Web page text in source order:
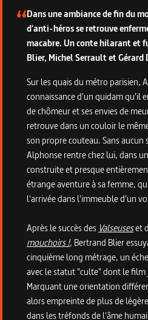
Dans une ambiance de fin du
d'anti-héros se retrouve
macabre. Un conte hilarant et
Blier, Michel Serrault et Gérard
Sur les quais du métro parisien,
connaissance d'un quidam qu'il
de chômeur et ses envies de
retrouve dans un couloir le
son propre couteau. Sans
Alphonse rentre chez lui, dans
construite et presque
étrange aventure à sa femme,
l'arrivée dans l'immeuble d'un
Après le succès des Valseuseset
mouchoirs !, Bertrand Blier
cinquième long métrage, un
avec le statut "culte" dont le
Marquant une orientation
alors empreinte de plus de
dans les tréfonds de l'âme